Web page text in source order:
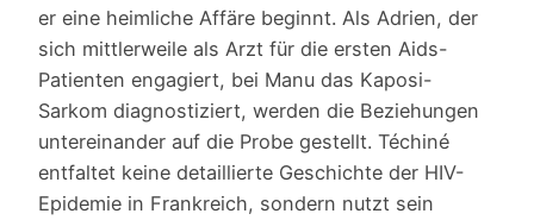
er eine heimliche Affäre beginnt. Als Adrien, der
sich mittlerweile als Arzt für die ersten Aids-
Patienten engagiert, bei Manu das Kaposi-
Sarkom diagnostiziert, werden die Beziehungen
untereinander auf die Probe gestellt. Téchiné
entfaltet keine detaillierte Geschichte der HIV-
Epidemie in Frankreich, sondern nutzt sein